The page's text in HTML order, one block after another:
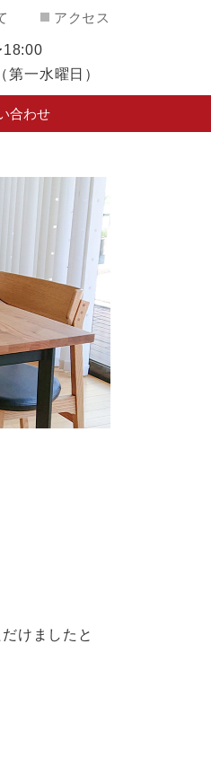
アクセス
18:00
第一水曜日）
合わせ
けましたと